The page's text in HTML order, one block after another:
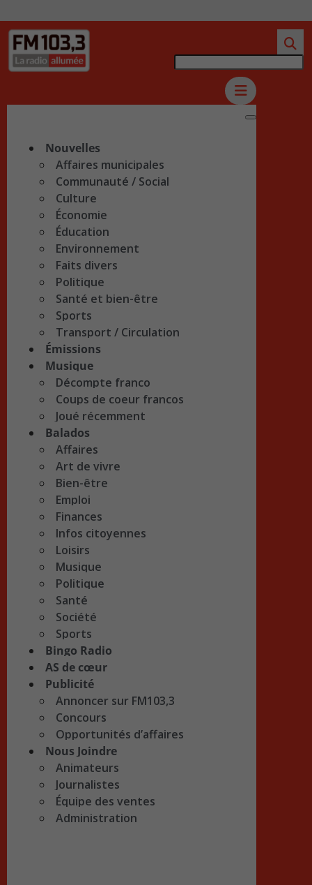
Nouvelles
Affaires municipales
Communauté / Social
Culture
Économie
Éducation
Environnement
Faits divers
Politique
Santé et bien-être
Sports
Transport / Circulation
Émissions
Musique
Décompte franco
Coups de coeur francos
Joué récemment
Balados
Affaires
Art de vivre
Bien-être
Emploi
Finances
Infos citoyennes
Loisirs
Musique
Politique
Santé
Société
Sports
Bingo Radio
AS de cœur
Publicité
Annoncer sur FM103,3
Concours
Opportunités d’affaires
Nous Joindre
Animateurs
Journalistes
Équipe des ventes
Administration